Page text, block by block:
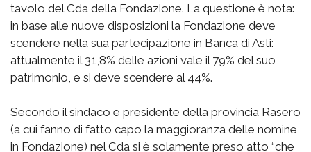
tavolo del Cda della Fondazione. La questione è nota:
in base alle nuove disposizioni la Fondazione deve
scendere nella sua partecipazione in Banca di Asti:
attualmente il 31,8% delle azioni vale il 79% del suo
patrimonio, e si deve scendere al 44%.
Secondo il sindaco e presidente della provincia Rasero
(a cui fanno di fatto capo la maggioranza delle nomine
in Fondazione) nel Cda si è solamente preso atto “che